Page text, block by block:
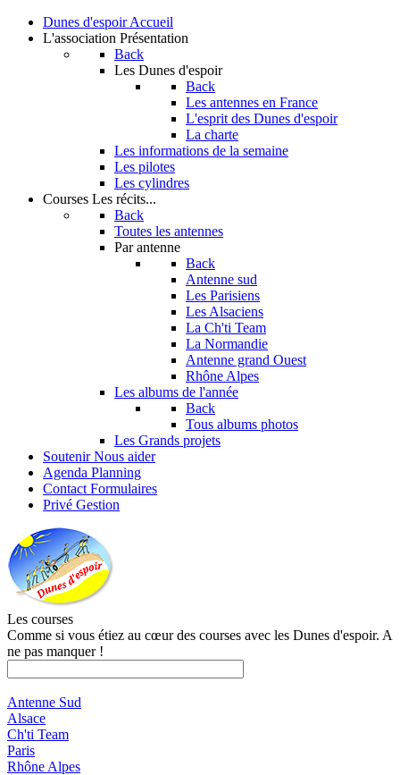
Dunes d'espoir Accueil
L'association Présentation
Back
Les Dunes d'espoir
Back
Les antennes en France
L'esprit des Dunes d'espoir
La charte
Les informations de la semaine
Les pilotes
Les cylindres
Courses Les récits...
Back
Toutes les antennes
Par antenne
Back
Antenne sud
Les Parisiens
Les Alsaciens
La Ch'ti Team
La Normandie
Antenne grand Ouest
Rhône Alpes
Les albums de l'année
Back
Tous albums photos
Les Grands projets
Soutenir Nous aider
Agenda Planning
Contact Formulaires
Privé Gestion
Les courses
Comme si vous étiez au cœur des courses avec les Dunes d'espoir. A
ne pas manquer !
Antenne Sud
Alsace
Ch'ti Team
Paris
Rhône Alpes